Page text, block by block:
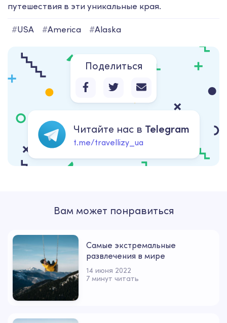
путешествия в эти уникальные края.
#USA #America #Alaska
Поделиться
Читайте нас в Telegram
t.me/travellizy_ua
Вам может понравиться
Самые экстремальные
развлечения в мире
14 июня 2022
7 минут читать